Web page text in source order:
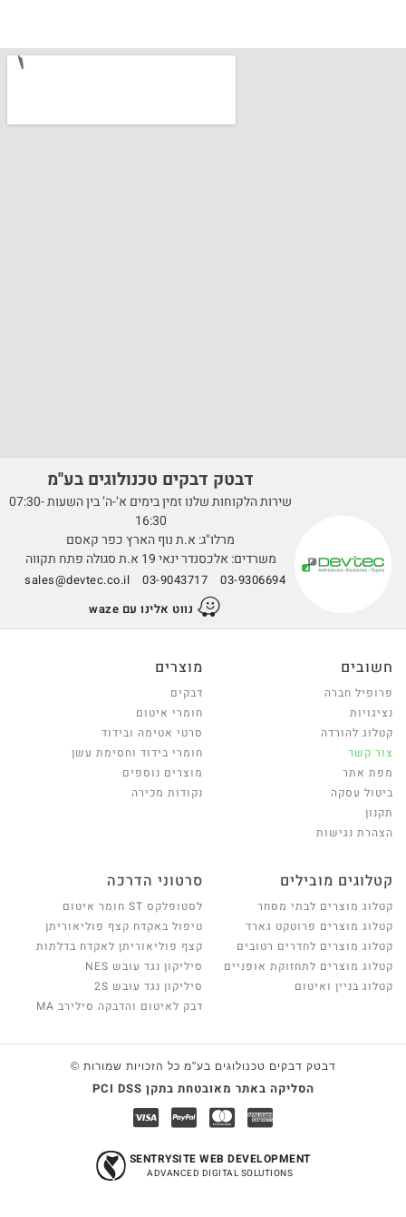
דבטק דבקים טכנולוגים בע''מ
שירות הלקוחות שלנו זמין בימים א’-ה’ בין השעות 07:30-
16:30
מרלו"ג: א.ת נוף הארץ כפר קאסם
משרדים: אלכסנדר ינאי 19 א.ת סגולה פתח תקווה
03-9306694
03-9043717
sales@devtec.co.il
נווט אלינו עם waze
חשובים
פרופיל חברה
נציגויות
קטלוג להורדה
צור קשר
מפת אתר
ביטול עסקה
תקנון
הצהרת נגישות
מוצרים
דבקים
חומרי איטום
סרטי אטימה ובידוד
חומרי בידוד וחסימת עשן
מוצרים נוספים
נקודות מכירה
קטלוגים מובילים
קטלוג מוצרים לבתי מסחר
קטלוג מוצרים פרוטקט גארד
קטלוג מוצרים לחדרים רטובים
קטלוג מוצרים לתחזוקת אופניים
קטלוג בניין ואיטום
סרטוני הדרכה
לסטופלקס ST חומר איטום
טיפול באקדח קצף פוליאוריתן
קצף פוליאוריתן לאקדח בדלתות
סיליקון נגד עובש NES
סיליקון נגד עובש 2S
דבק לאיטום והדבקה סילירב MA
דבטק דבקים טכנולוגים בע"מ כל הזכויות שמורות ©
הסליקה באתר מאובטחת בתקן PCI DSS
SENTRYSITE WEB DEVELOPMENT
ADVANCED DIGITAL SOLUTIONS
כמות בסל:0
מעבר לתשלום